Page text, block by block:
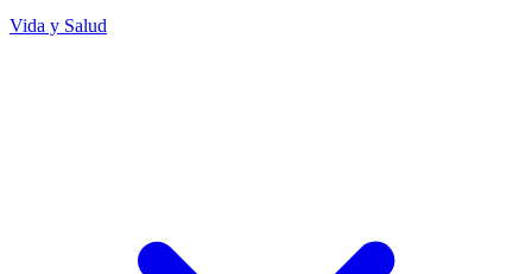
Vida y Salud